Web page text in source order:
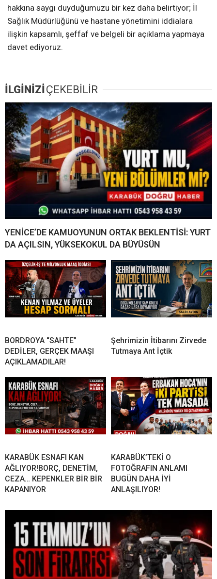
hakkına saygı duyduğumuzu bir kez daha belirtiyor; İl
Sağlık Müdürlüğünü ve hastane yönetimini iddialara
ilişkin kapsamlı, şeffaf ve belgeli bir açıklama yapmaya
davet ediyoruz.
İLGİNİZİÇEKEBİLİR
YENİCE’DE KAMUOYUNUN ORTAK BEKLENTİSİ: YURT
DA AÇILSIN, YÜKSEKOKUL DA BÜYÜSÜN
BORDROYA “SAHTE”
DEDİLER, GERÇEK MAAŞI
AÇIKLAMADILAR!
Şehrimizin İtibarını Zirvede
Tutmaya Ant İçtik
KARABÜK ESNAFI KAN
AĞLIYOR!BORÇ, DENETİM,
CEZA… KEPENKLER BİR BİR
KAPANIYOR
KARABÜK’TEKİ O
FOTOĞRAFIN ANLAMI
BUGÜN DAHA İYİ
ANLAŞILIYOR!